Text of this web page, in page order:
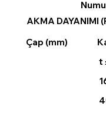
t
Çap (mm)
AKMA DAYANIMI